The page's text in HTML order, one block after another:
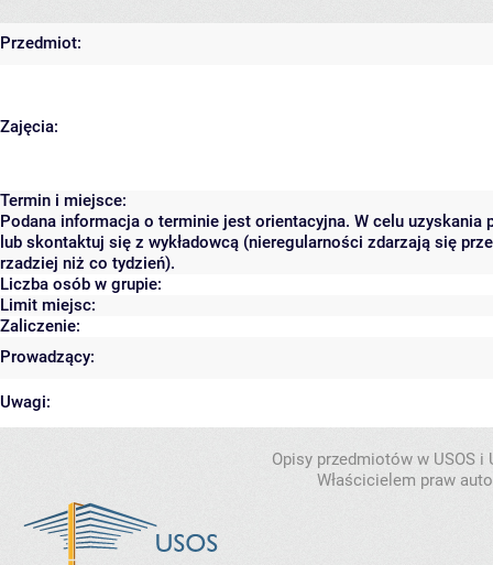
Przedmiot:
Zajęcia:
Termin i miejsce:
Podana informacja o terminie jest orientacyjna. W celu
lub skontaktuj się z wykładowcą (nieregularności zdarzają się
rzadziej niż co tydzień).
Liczba osób w grupie:
Limit miejsc:
Zaliczenie:
Prowadzący:
Uwagi:
Opisy przedmiotów w USOS
Właścicielem praw